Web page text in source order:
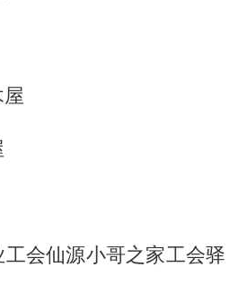
会仙源小哥之家工会驿